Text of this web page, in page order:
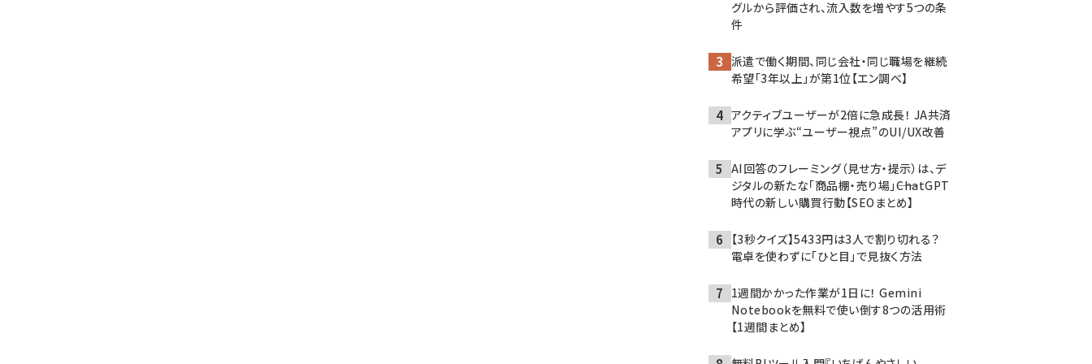
グルから評価され、流入数を増やす5つの条
件
派遣で働く期間、同じ会社・同じ職場を継続
希望「3年以上」が第1位【エン調べ】
アクティブユーザーが2倍に急成長！ JA共済
アプリに学ぶ“ユーザー視点”のUI/UX改善
AI回答のフレーミング（見せ方・提示）は、デ
ジタルの新たな「商品棚・売り場」――ChatGPT
時代の新しい購買行動【SEOまとめ】
【3秒クイズ】5433円は3人で割り切れる？
電卓を使わずに「ひと目」で見抜く方法
1週間かかった作業が1日に！ Gemini
Notebookを無料で使い倒す8つの活用術
【1週間まとめ】